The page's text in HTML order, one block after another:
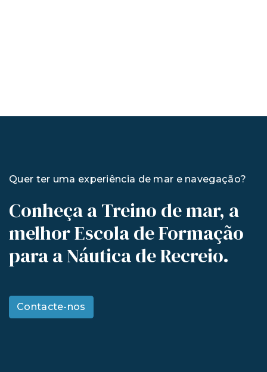
Quer ter uma experiência de mar e navegação?
Conheça a Treino de mar, a
melhor Escola de Formação
para a Náutica de Recreio.
Contacte-nos